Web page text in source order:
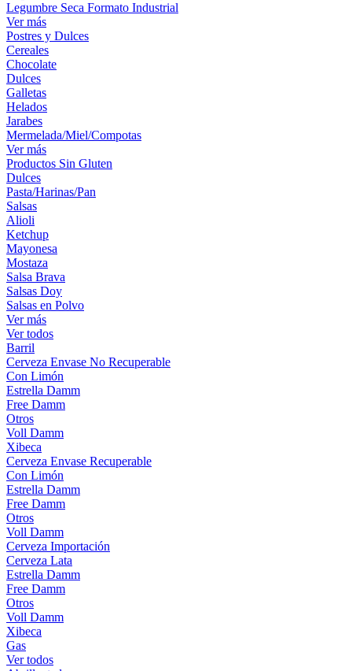
Legumbre Seca Formato Industrial
Ver más
Postres y Dulces
Cereales
Chocolate
Dulces
Galletas
Helados
Jarabes
Mermelada/Miel/Compotas
Ver más
Productos Sin Gluten
Dulces
Pasta/Harinas/Pan
Salsas
Alioli
Ketchup
Mayonesa
Mostaza
Salsa Brava
Salsas Doy
Salsas en Polvo
Ver más
Ver todos
Barril
Cerveza Envase No Recuperable
Con Limón
Estrella Damm
Free Damm
Otros
Voll Damm
Xibeca
Cerveza Envase Recuperable
Con Limón
Estrella Damm
Free Damm
Otros
Voll Damm
Cerveza Importación
Cerveza Lata
Estrella Damm
Free Damm
Otros
Voll Damm
Xibeca
Gas
Ver todos